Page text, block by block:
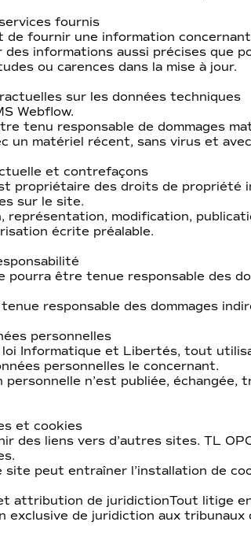
fournis
fournir une information
des informations aussi précises que
ou carences dans la mise à jour.
sur les données techniques
Webflow.
tenu responsable de dommages
un matériel récent, sans virus et
et contrefaçons
propriétaire des droits de
sur le site.
représentation, modification,
écrite préalable.
pourra être tenue responsable des
responsable des dommages
personnelles
loi Informatique et Libertés, tout
personnelles le concernant.
personnelle n’est publiée,
et cookies
des liens vers d’autres sites. TL
site peut entraîner l’installation de
attribution de juridictionTout litige
exclusive de juridiction aux tribunaux